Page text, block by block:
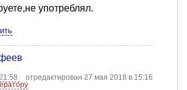
употреблял.
отредактирован 27 мая 2018 в 15:16